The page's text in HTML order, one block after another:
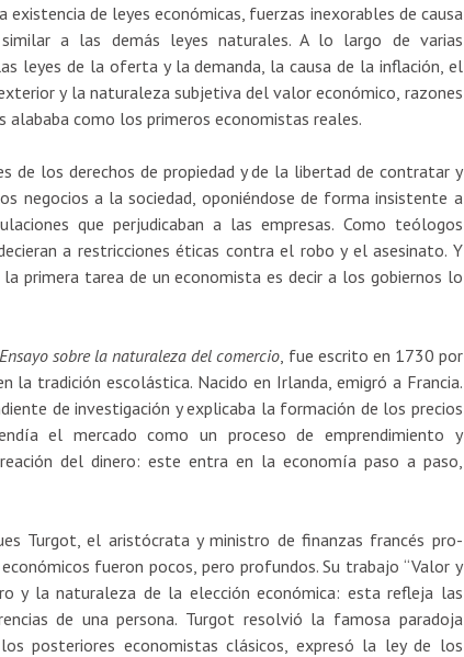
de leyes económicas, fuerzas inexorables de causa
a las demás leyes naturales. A lo largo de varias
leyes de la oferta y la demanda, la causa de la inflación, el
y la naturaleza subjetiva del valor económico, razones
alababa como los primeros economistas reales.
de los derechos de propiedad y de la libertad de contratar y
negocios a la sociedad, oponiéndose de forma insistente a
que perjudicaban a las empresas. Como teólogos
a restricciones éticas contra el robo y el asesinato. Y
primera tarea de un economista es decir a los gobiernos lo
Ensayo sobre la naturaleza del comercio , fue escrito en 1730 por
la tradición escolástica. Nacido en Irlanda, emigró a Francia.
de investigación y explicaba la formación de los precios
el mercado como un proceso de emprendimiento y
del dinero: este entra en la economía paso a paso,
Turgot, el aristócrata y ministro de finanzas francés pro-
fueron pocos, pero profundos. Su trabajo “Valor y
y la naturaleza de la elección económica: esta refleja las
de una persona. Turgot resolvió la famosa paradoja
posteriores economistas clásicos, expresó la ley de los